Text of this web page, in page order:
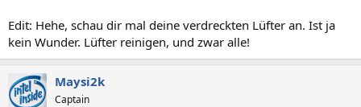
Edit: Hehe, schau dir mal deine verdreckten Lüfter an. Ist ja
kein Wunder. Lüfter reinigen, und zwar alle!
Maysi2k
Captain